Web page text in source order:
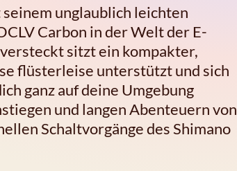
seinem unglaublich leichten
Carbon in der Welt der E-
sitzt ein kompakter,
flüsterleise unterstützt und sich
ganz auf deine Umgebung
und langen Abenteuern von
Schaltvorgänge des Shimano